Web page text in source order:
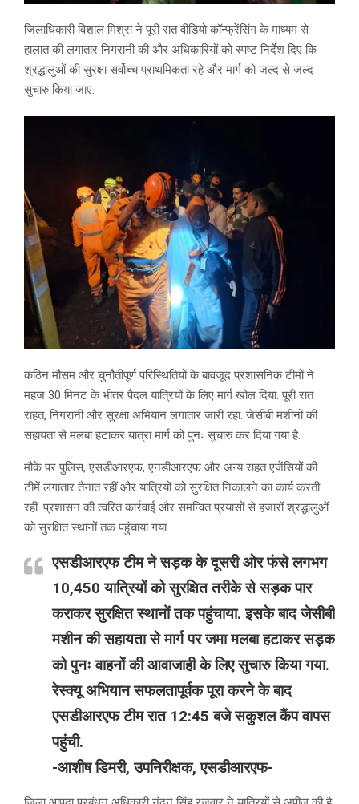
जिलाधिकारी विशाल मिश्रा ने पूरी रात वीडियो कॉन्फ्रेंसिंग के माध्यम से
हालात की लगातार निगरानी की और अधिकारियों को स्पष्ट निर्देश दिए कि
श्रद्धालुओं की सुरक्षा सर्वोच्च प्राथमिकता रहे और मार्ग को जल्द से जल्द
सुचारु किया जाए.
कठिन मौसम और चुनौतीपूर्ण परिस्थितियों के बावजूद प्रशासनिक टीमों ने
महज 30 मिनट के भीतर पैदल यात्रियों के लिए मार्ग खोल दिया. पूरी रात
राहत, निगरानी और सुरक्षा अभियान लगातार जारी रहा. जेसीबी मशीनों की
सहायता से मलबा हटाकर यात्रा मार्ग को पुनः सुचारु कर दिया गया है.
मौके पर पुलिस, एसडीआरएफ, एनडीआरएफ और अन्य राहत एजेंसियों की
टीमें लगातार तैनात रहीं और यात्रियों को सुरक्षित निकालने का कार्य करती
रहीं. प्रशासन की त्वरित कार्रवाई और समन्वित प्रयासों से हजारों श्रद्धालुओं
को सुरक्षित स्थानों तक पहुंचाया गया.
एसडीआरएफ टीम ने सड़क के दूसरी ओर फंसे लगभग
10,450 यात्रियों को सुरक्षित तरीके से सड़क पार
कराकर सुरक्षित स्थानों तक पहुंचाया. इसके बाद जेसीबी
मशीन की सहायता से मार्ग पर जमा मलबा हटाकर सड़क
को पुनः वाहनों की आवाजाही के लिए सुचारु किया गया.
रेस्क्यू अभियान सफलतापूर्वक पूरा करने के बाद
एसडीआरएफ टीम रात 12:45 बजे सकुशल कैंप वापस
पहुंची.
-आशीष डिमरी, उपनिरीक्षक, एसडीआरएफ-